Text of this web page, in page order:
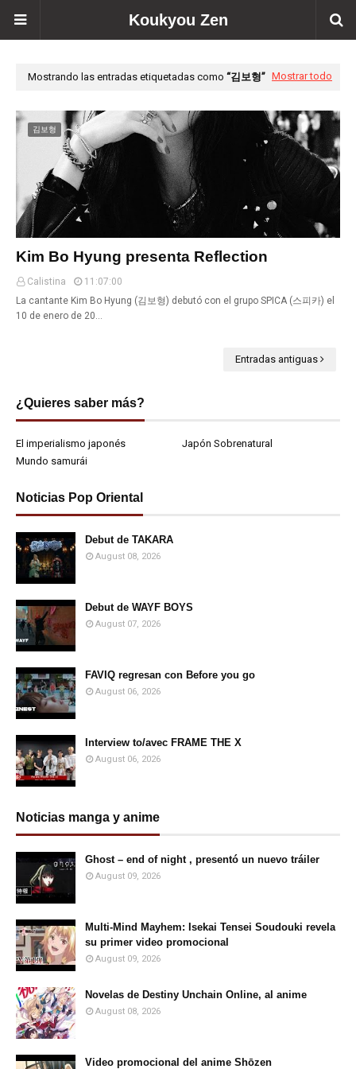
Koukyou Zen
Mostrando las entradas etiquetadas como 김보형 Mostrar todo
김보형
Kim Bo Hyung presenta Reflection
Calistina
11:07:00
La cantante Kim Bo Hyung (김보형) debutó con el grupo SPICA (스피카) el
10 de enero de 20…
Entradas antiguas
¿Quieres saber más?
El imperialismo japonés
Japón Sobrenatural
Mundo samurái
Noticias Pop Oriental
Debut de TAKARA
August 08, 2026
Debut de WAYF BOYS
August 07, 2026
FAVIQ regresan con Before you go
August 06, 2026
Interview to/avec FRAME THE X
August 06, 2026
Noticias manga y anime
Ghost – end of night , presentó un nuevo tráiler
August 09, 2026
Multi-Mind Mayhem: Isekai Tensei Soudouki revela
su primer video promocional
August 09, 2026
Novelas de Destiny Unchain Online, al anime
August 08, 2026
Video promocional del anime Shōzen